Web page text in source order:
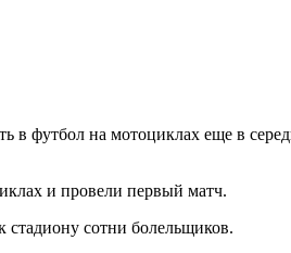
в футбол на мотоциклах еще в
и провели первый матч.
стадиону сотни болельщиков.